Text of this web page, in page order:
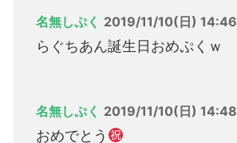
名無しぷく 2019/11/10(日) 14:46
らぐちあん誕生日おめぷくｗ
名無しぷく 2019/11/10(日) 14:48
おめでとう